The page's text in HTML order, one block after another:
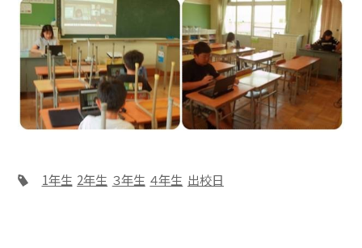
1年生 2年生 ３年生 ４年生 出校日